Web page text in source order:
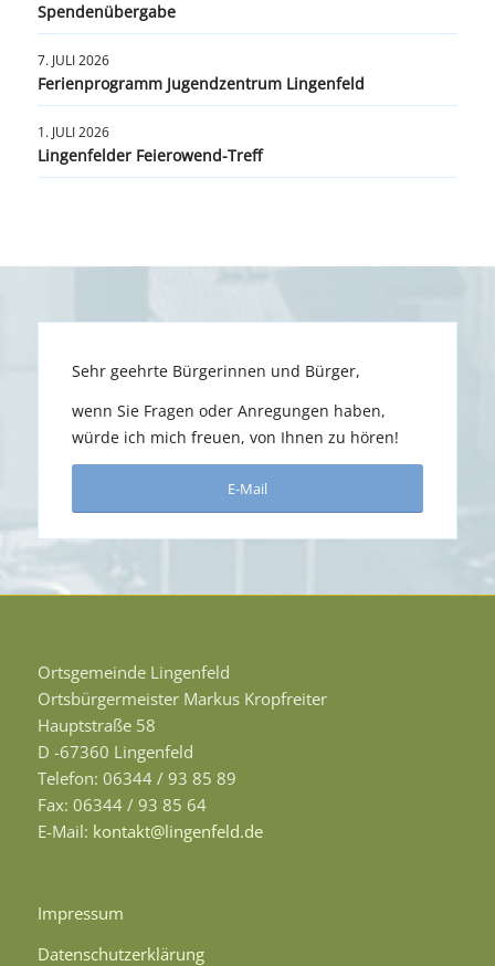
Spendenübergabe
7. JULI 2026
Ferienprogramm Jugendzentrum Lingenfeld
1. JULI 2026
Lingenfelder Feierowend-Treff
Sehr geehrte Bürgerinnen und Bürger,
wenn Sie Fragen oder Anregungen haben,
würde ich mich freuen, von Ihnen zu hören!
E-Mail
Ortsgemeinde Lingenfeld
Ortsbürgermeister Markus Kropfreiter
Hauptstraße 58
D -67360 Lingenfeld
Telefon: 06344 / 93 85 89
Fax: 06344 / 93 85 64
E-Mail: kontakt@lingenfeld.de
Impressum
Datenschutzerklärung